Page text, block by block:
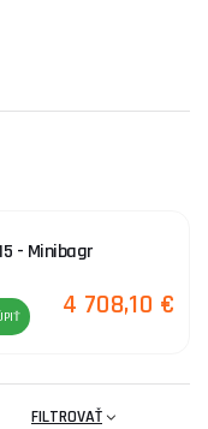
- Minibagr
4 708,10 €
FILTROVAŤ